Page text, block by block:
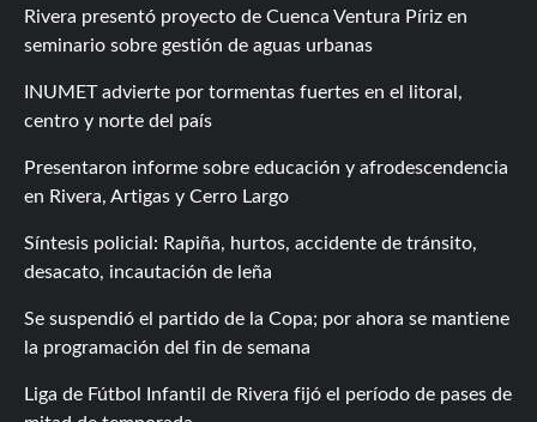
Rivera presentó proyecto de Cuenca Ventura Píriz en
seminario sobre gestión de aguas urbanas
INUMET advierte por tormentas fuertes en el litoral,
centro y norte del país
Presentaron informe sobre educación y afrodescendencia
en Rivera, Artigas y Cerro Largo
Síntesis policial: Rapiña, hurtos, accidente de tránsito,
desacato, incautación de leña
Se suspendió el partido de la Copa; por ahora se mantiene
la programación del fin de semana
Liga de Fútbol Infantil de Rivera fijó el período de pases de